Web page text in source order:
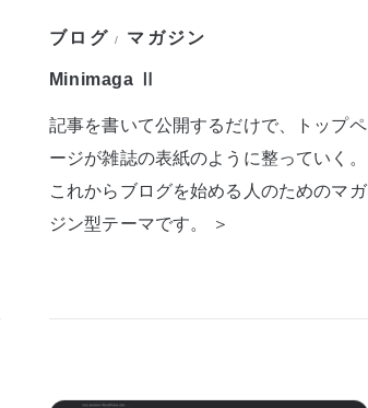
ブログ / マガジン
Minimaga Ⅱ
記事を書いて公開するだけで、トップペ
ージが雑誌の表紙のように整っていく。
これからブログを始める人のためのマガ
ジン型テーマです。 ＞